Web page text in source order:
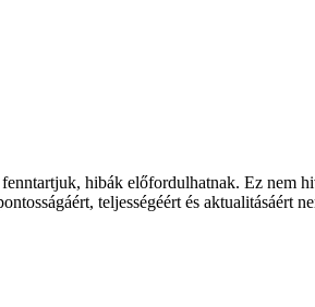
hibák előfordulhatnak. Ez
teljességéért és aktualitásáért